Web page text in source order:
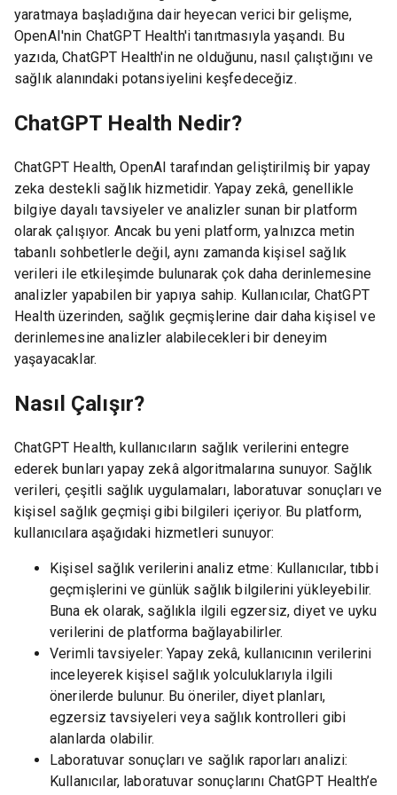
yaratmaya başladığına dair heyecan verici bir gelişme,
OpenAI'nin ChatGPT Health'i tanıtmasıyla yaşandı. Bu
yazıda, ChatGPT Health'in ne olduğunu, nasıl çalıştığını ve
sağlık alanındaki potansiyelini keşfedeceğiz.
ChatGPT Health Nedir?
ChatGPT Health, OpenAI tarafından geliştirilmiş bir yapay
zeka destekli sağlık hizmetidir. Yapay zekâ, genellikle
bilgiye dayalı tavsiyeler ve analizler sunan bir platform
olarak çalışıyor. Ancak bu yeni platform, yalnızca metin
tabanlı sohbetlerle değil, aynı zamanda kişisel sağlık
verileri ile etkileşimde bulunarak çok daha derinlemesine
analizler yapabilen bir yapıya sahip. Kullanıcılar, ChatGPT
Health üzerinden, sağlık geçmişlerine dair daha kişisel ve
derinlemesine analizler alabilecekleri bir deneyim
yaşayacaklar.
Nasıl Çalışır?
ChatGPT Health, kullanıcıların sağlık verilerini entegre
ederek bunları yapay zekâ algoritmalarına sunuyor. Sağlık
verileri, çeşitli sağlık uygulamaları, laboratuvar sonuçları ve
kişisel sağlık geçmişi gibi bilgileri içeriyor. Bu platform,
kullanıcılara aşağıdaki hizmetleri sunuyor:
Kişisel sağlık verilerini analiz etme: Kullanıcılar, tıbbi
geçmişlerini ve günlük sağlık bilgilerini yükleyebilir.
Buna ek olarak, sağlıkla ilgili egzersiz, diyet ve uyku
verilerini de platforma bağlayabilirler.
Verimli tavsiyeler: Yapay zekâ, kullanıcının verilerini
inceleyerek kişisel sağlık yolculuklarıyla ilgili
önerilerde bulunur. Bu öneriler, diyet planları,
egzersiz tavsiyeleri veya sağlık kontrolleri gibi
alanlarda olabilir.
Laboratuvar sonuçları ve sağlık raporları analizi:
Kullanıcılar, laboratuvar sonuçlarını ChatGPT Health’e